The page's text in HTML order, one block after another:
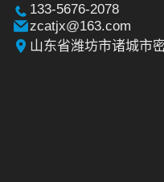
133-5676-2078
zcatjx@163.com
山东省潍坊市诸城市